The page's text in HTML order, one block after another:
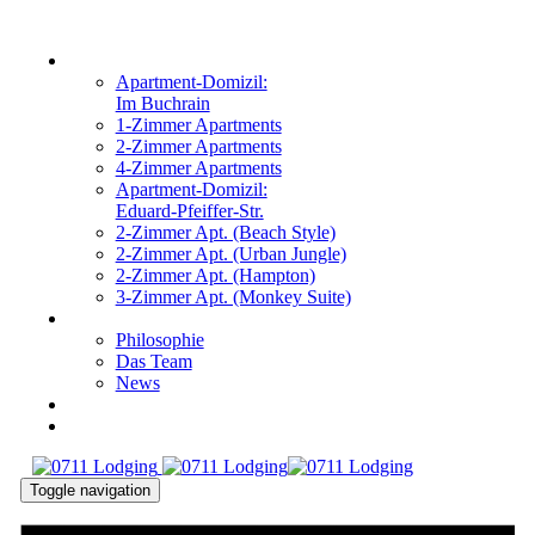
überspringen
Navigation
Apartment-Domizil:
Im Buchrain
1-Zimmer Apartments
2-Zimmer Apartments
4-Zimmer Apartments
Apartment-Domizil:
Eduard-Pfeiffer-Str.
2-Zimmer Apt. (Beach Style)
2-Zimmer Apt. (Urban Jungle)
2-Zimmer Apt. (Hampton)
3-Zimmer Apt. (Monkey Suite)
Philosophie
Das Team
News
Toggle navigation